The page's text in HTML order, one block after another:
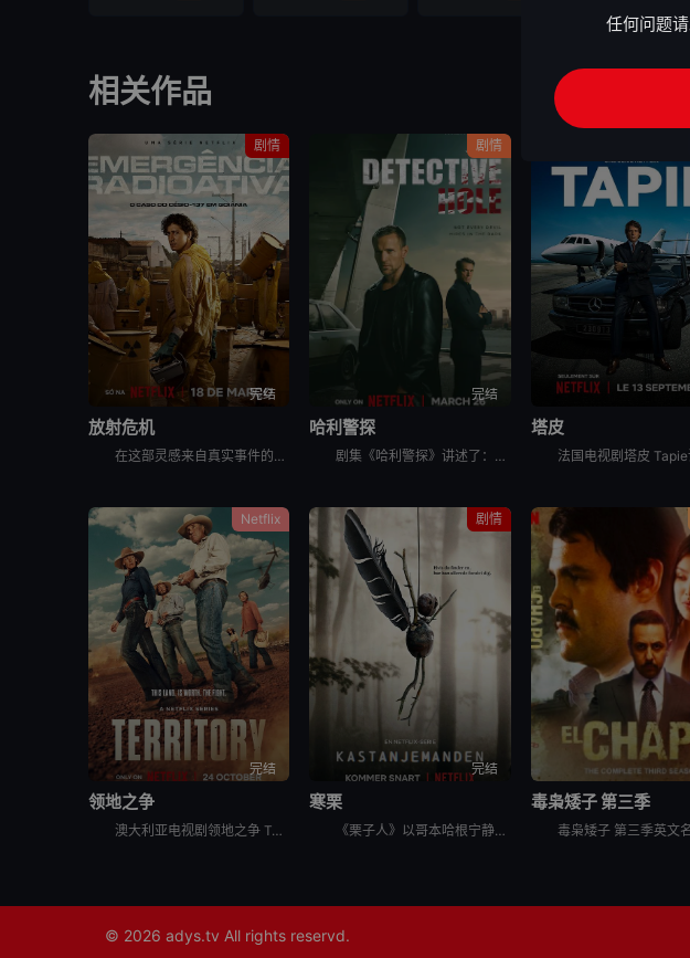
相关作品
剧情
完结
放射危机
在这部灵感来自真实事件的剧集中，物理学家和医生争分夺秒，试图控制大规模放射性灾难，拯救数千人的生命。
剧情
完结
哈利警探
剧集《哈利警探》讲述了：奥斯陆发生一系列仪式性谋杀案 ，一位才华横溢的侦探必须解开错综复杂的谜团，克服腐败和自身的心魔，才能抓住凶手。
塔皮
Netflix
完结
领地之争
澳大利亚电视剧领地之争 Territory讲述的是：世界上最大的养牛场没有明确的继任者，而代际冲突可能会导致劳森家族的分裂。察觉到这个曾经盛大的王朝正在衰落后，澳大利亚内地最大的几伙势力（敌对的牛
剧情
完结
寒栗
《栗子人》以哥本哈根宁静的郊外为背景，在十月份一个狂风大作的早晨，警察发现了一件恐怖的事情。一名年轻女子在操场被残忍谋杀，并且她的一只手不见了。她的身旁放了一个用栗子做成的小人。雄心勃勃的年轻侦探
毒枭矮子 第三季
© 2026 adys.tv All rights reservd.
任何问题